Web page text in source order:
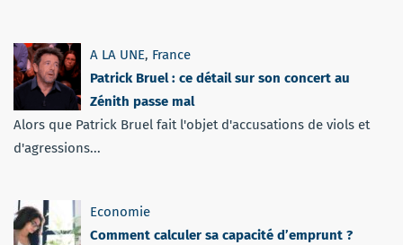
A LA UNE, France
Patrick Bruel : ce détail sur son concert au
Zénith passe mal
Alors que Patrick Bruel fait l'objet d'accusations de viols et
d'agressions...
Economie
Comment calculer sa capacité d’emprunt ?